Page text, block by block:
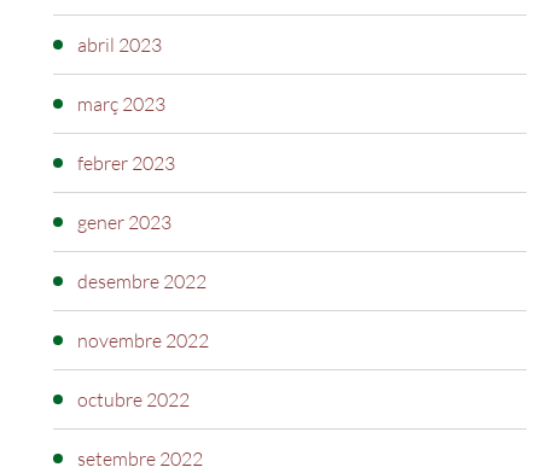
abril 2023
març 2023
febrer 2023
gener 2023
desembre 2022
novembre 2022
octubre 2022
setembre 2022